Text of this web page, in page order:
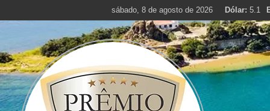
to
sábado, 8 de agosto de 2026 Dólar: 5.1